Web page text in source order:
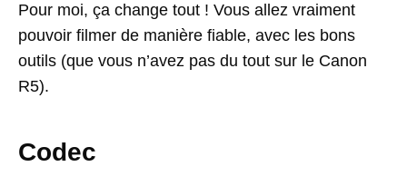
Pour moi, ça change tout ! Vous allez vraiment
pouvoir filmer de manière fiable, avec les bons
outils (que vous n’avez pas du tout sur le Canon
R5).
Codec